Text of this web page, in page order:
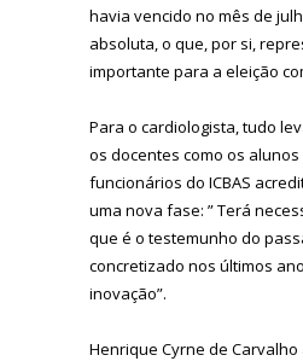
havia vencido no mês de
absoluta, o que, por si,
importante para a eleição
Para o cardiologista, tudo
os docentes como os
funcionários do ICBAS
uma nova fase: ” Terá
que é o testemunho do
concretizado nos últimos
inovação”.
Henrique Cyrne de